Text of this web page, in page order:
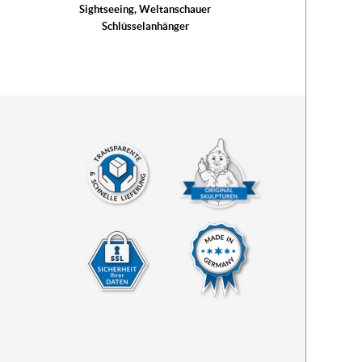
Sightseeing, Weltanschauer
Schlüsselanhänger